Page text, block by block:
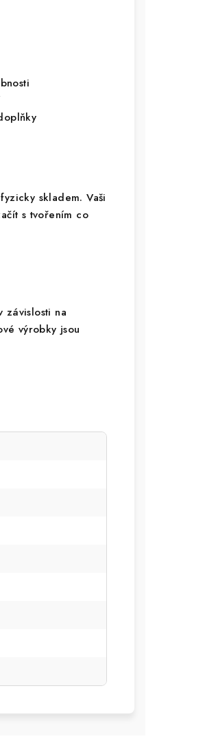
skladem. Vaši
s tvořením co
závislosti na
výrobky jsou